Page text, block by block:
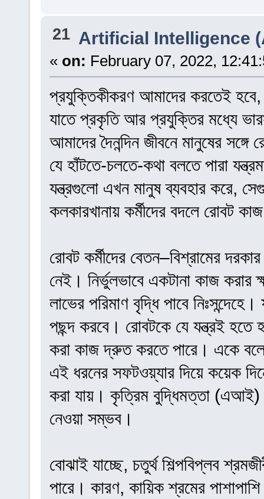
21 Artificial Intelligence
« on: February 07, 2022,
প্রযুক্তিকীকরণ আমাদের করতেই হবে,
যাতে প্রকৃতি আর প্রযুক্তির মধ্যে
আমাদের দৈনন্দিন জীবনে মানুষের
যে হাঁটতে-চলতে-কথা বলতে পারা
যন্ত্রগুলো এখন মানুষ ব্যবহার করে,
কলকারখানায় কর্মীদের বদলে রোবট
রোবট কর্মীদের বেতন–বিশ্রামের
নেই। নির্ভুলভাবে একটানা কাজ করার
লাভের পরিমাণ বৃদ্ধি পাবে
পছন্দ করবে। রোবটকে যে যন্ত্রই
করা কাজ দ্রুত করতে পারে। একে
এই ধরনের সফটওয়্যার দিয়ে কয়েক
করা যায়। কৃত্রিম বুদ্ধিমত্তা
নেওয়া সম্ভব।
বোঝাই যাচ্ছে, চতুর্থ শিল্পবিপ্লব
পারে। কারণ, কায়িক শ্রমের